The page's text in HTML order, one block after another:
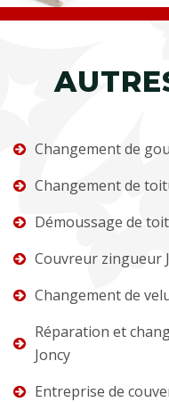
Changement de
Changement de
Démoussage de
Couvreur zingueur
Changement de
Réparation et
Joncy
Entreprise de